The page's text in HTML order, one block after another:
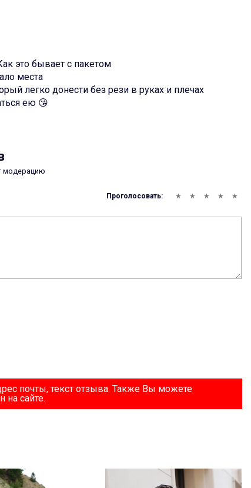
это бывает с пакетом
места
легко донести без рези в руках и плечах
ею 😘
модерацию
Проголосовать:
почты, текст отзыва. Также Вы можете
на сайте.